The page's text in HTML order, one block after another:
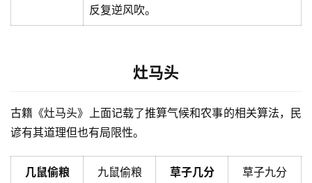
反复逆风吹。
灶马头
古籍《灶马头》上面记载了推算气候和农事的相关算法，民
谚有其道理但也有局限性。
几鼠偷粮 九鼠偷粮 草子几分 草子九分